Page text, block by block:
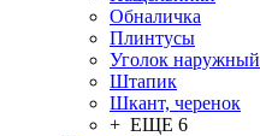
Обналичка
Плинтусы
Уголок наружный
Штапик
Шкант, черенок
+ ЕЩЕ 6